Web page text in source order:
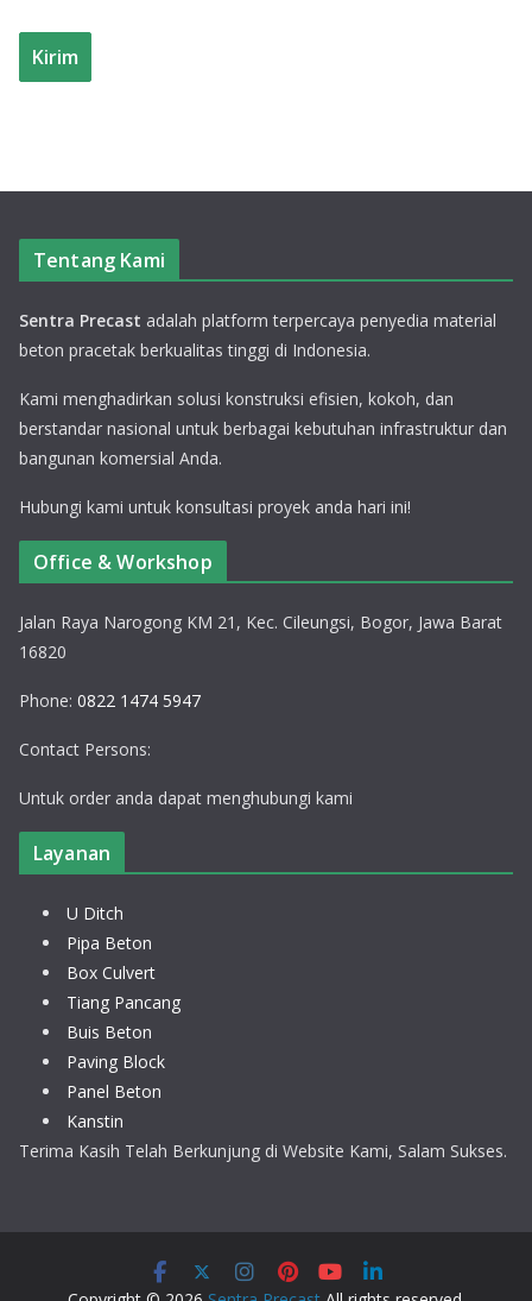
Tentang Kami
Sentra Precast adalah platform terpercaya penyedia material
beton pracetak berkualitas tinggi di Indonesia.
Kami menghadirkan solusi konstruksi efisien, kokoh, dan
berstandar nasional untuk berbagai kebutuhan infrastruktur dan
bangunan komersial Anda.
Hubungi kami untuk konsultasi proyek anda hari ini!
Office & Workshop
Jalan Raya Narogong KM 21, Kec. Cileungsi, Bogor, Jawa Barat
16820
Phone: 0822 1474 5947
Contact Persons:
Untuk order anda dapat menghubungi kami
Layanan
U Ditch
Pipa Beton
Box Culvert
Tiang Pancang
Buis Beton
Paving Block
Panel Beton
Kanstin
Terima Kasih Telah Berkunjung di Website Kami, Salam Sukses.